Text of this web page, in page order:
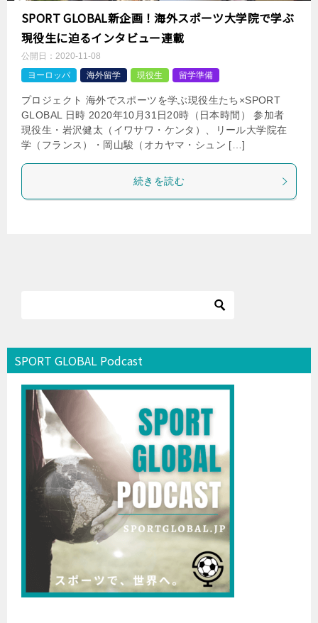
SPORT GLOBAL新企画！海外スポーツ大学院で学ぶ
現役生に迫るインタビュー連載
公開日： 2020-11-08
ヨーロッパ
海外留学 現役生 留学準備
プロジェクト 海外でスポーツを学ぶ現役生たち×SPORT
GLOBAL 日時 2020年10月31日20時（日本時間） 参加者
現役生・岩沢健太（イワサワ・ケンタ）、リール大学院在
学（フランス）・岡山駿（オカヤマ・シュン […]
続きを読む
SPORT GLOBAL Podcast